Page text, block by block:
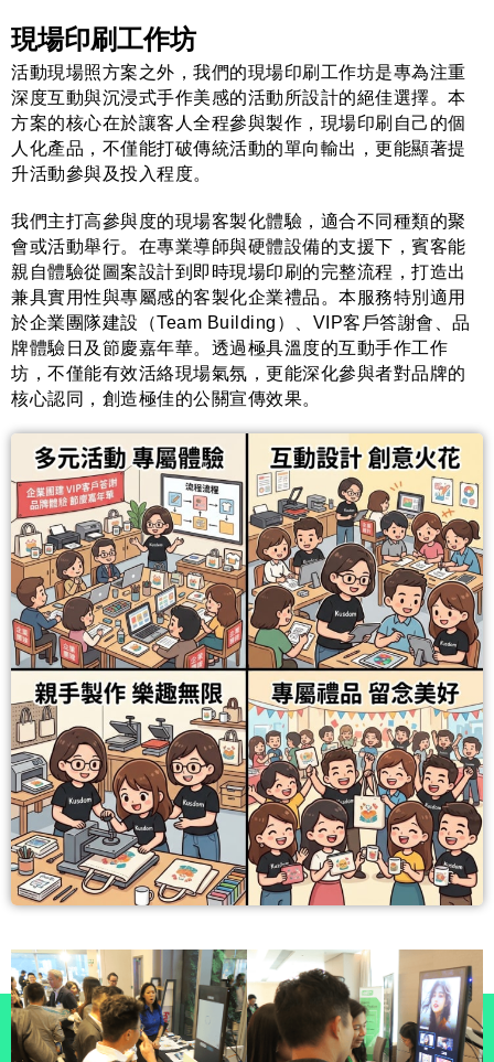
現場印刷工作坊
活動現場照方案之外，我們的現場印刷工作坊是專為注重
深度互動與沉浸式手作美感的活動所設計的絕佳選擇。本
方案的核心在於讓客人全程參與製作，現場印刷自己的個
人化產品，不僅能打破傳統活動的單向輸出，更能顯著提
升活動參與及投入程度。
我們主打高參與度的現場客製化體驗，適合不同種類的聚
會或活動舉行。在專業導師與硬體設備的支援下，賓客能
親自體驗從圖案設計到即時現場印刷的完整流程，打造出
兼具實用性與專屬感的客製化企業禮品。本服務特別適用
於企業團隊建設（Team Building）、VIP客戶答謝會、品
牌體驗日及節慶嘉年華。透過極具溫度的互動手作工作
坊，不僅能有效活絡現場氣氛，更能深化參與者對品牌的
核心認同，創造極佳的公關宣傳效果。